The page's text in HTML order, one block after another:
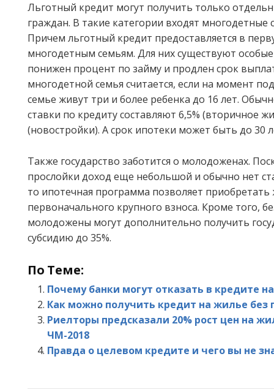
Льготный кредит могут получить только
граждан. В такие категории входят
Причем льготный кредит предоставляется в
многодетным семьям. Для них существуют
понижен процент по займу и продлен срок
многодетной семья считается, если на момент
семье живут три и более ребенка до 16 лет.
ставки по кредиту составляют 6,5% (вторичное
(новостройки). А срок ипотеки может быть до 30
Также государство заботится о молодоженах.
прослойки доход еще небольшой и обычно нет
то ипотечная программа позволяет приобретать
первоначального крупного взноса. Кроме того,
молодожены могут дополнительно получить
субсидию до 35%.
По Теме:
Почему банки могут отказать в кредите
Как можно получить кредит на жилье без
Риелторы предсказали 20% рост цен на
ЧМ-2018
Правда о целевом кредите и чего вы не